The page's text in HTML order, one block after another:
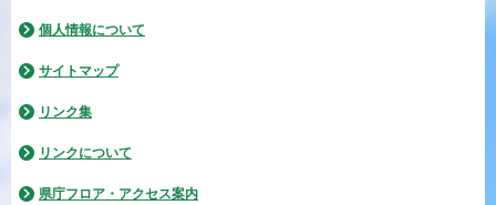
個人情報について
サイトマップ
リンク集
リンクについて
県庁フロア・アクセス案内